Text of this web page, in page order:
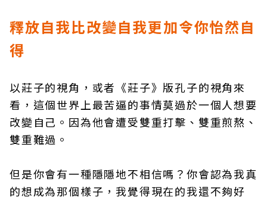
釋放自我比改變自我更加令你怡然自
得
以莊子的視角，或者《莊子》版孔子的視角來
看，這個世界上最苦逼的事情莫過於一個人想要
改變自己。因為他會遭受雙重打擊、雙重煎熬、
雙重難過。
但是你會有一種隱隱地不相信嗎？你會認為我真
的想成為那個樣子，我覺得現在的我還不夠好